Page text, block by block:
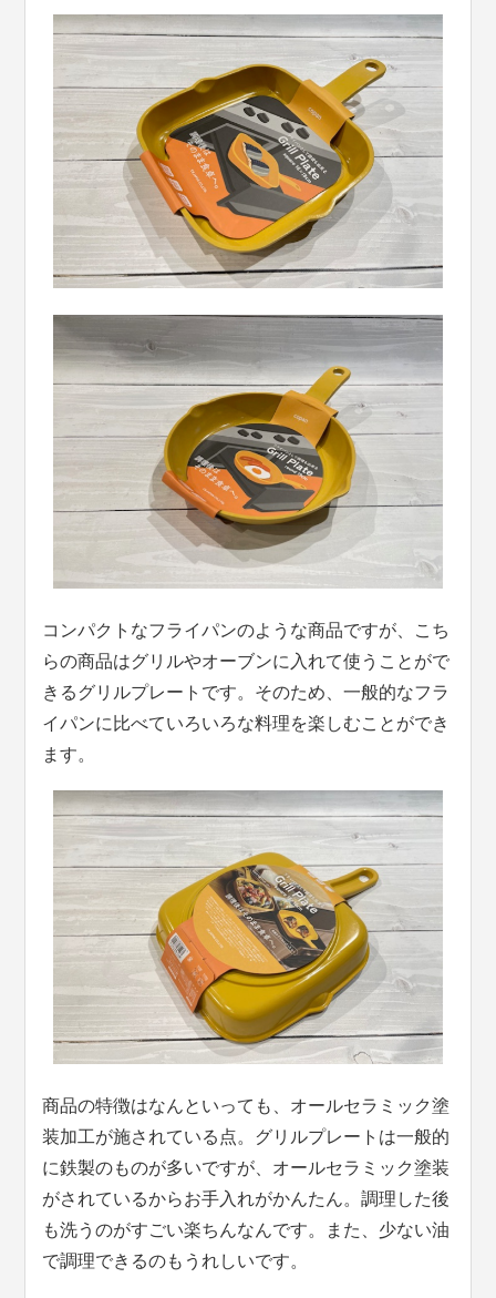
コンパクトなフライパンのような商品ですが、こち
らの商品はグリルやオーブンに入れて使うことがで
きるグリルプレートです。そのため、一般的なフラ
イパンに比べていろいろな料理を楽しむことができ
ます。
商品の特徴はなんといっても、オールセラミック塗
装加工が施されている点。グリルプレートは一般的
に鉄製のものが多いですが、オールセラミック塗装
がされているからお手入れがかんたん。調理した後
も洗うのがすごい楽ちんなんです。また、少ない油
で調理できるのもうれしいです。